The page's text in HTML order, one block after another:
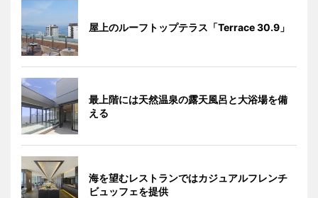
屋上のルーフトップテラス「Terrace 30.9」
最上階には天然温泉の露天風呂と大浴場を備
える
海を望むレストランではカジュアルフレンチ
ビュッフェを提供